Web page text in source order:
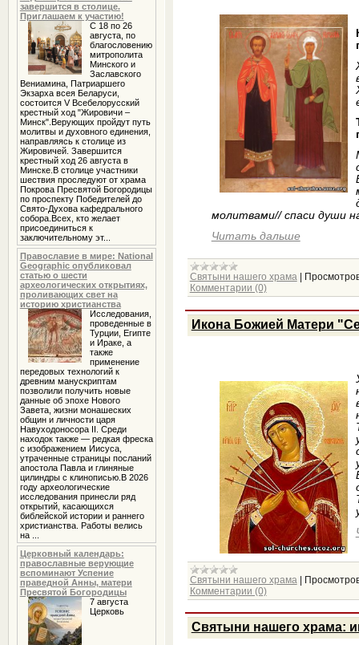
завершится в столице.
Приглашаем к участию!
С 18 по 26
августа, по
благословению
митрополита
Минского и
Заславского
Вениамина, Патриаршего
Экзарха всея Беларуси,
состоится V Всебелорусский
крестный ход "Жировичи –
Минск".Верующих пройдут путь
молитвы и духовного единения,
направляясь к столице из
Жировичей. Завершится
крестный ход 26 августа в
Минске.В столице участники
шествия проследуют от храма
Покрова Пресвятой Богородицы
по проспекту Победителей до
Свято-Духова кафедрального
собора.Всех, кто желает
присоединиться к
заключительному эт...
Православие в мире: National
Geographic опубликовал
статью о шести
археологических открытиях,
проливающих свет на
историю христианства
Исследования,
проведенные в
Турции, Египте
и Ираке, а
также
применение
передовых технологий к
древним манускриптам
позволили получить новые
данные об эпохе Нового
Завета, жизни монашеских
общин и личности царя
Навуходоносора II. Среди
находок также — редкая фреска
с изображением Иисуса,
утраченные страницы посланий
апостола Павла и глиняные
цилиндры с клинописью.В 2026
году археологические
исследования принесли ряд
открытий, касающихся
библейской истории и раннего
христианства. Работы велись
на ...
Церковный календарь:
православные верующие
вспоминают Успение
праведной Анны, матери
Пресвятой Богородицы
7 августа
Церковь
молитвами// спаси души
Читать дальше
Святыни нашего храма|
Комментарии (0)
Икона Божией Матери
Святыни нашего храма|
Комментарии (0)
Святыни нашего храма: